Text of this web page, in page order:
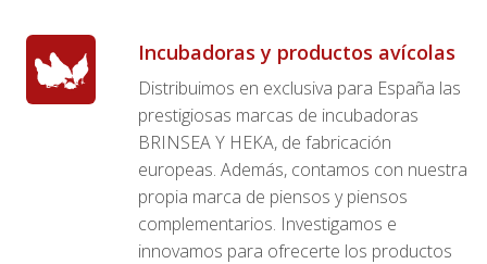
Incubadoras y productos avícolas
Distribuimos en exclusiva para España las
prestigiosas marcas de incubadoras
BRINSEA Y HEKA, de fabricación
europeas. Además, contamos con nuestra
propia marca de piensos y piensos
complementarios. Investigamos e
innovamos para ofrecerte los productos